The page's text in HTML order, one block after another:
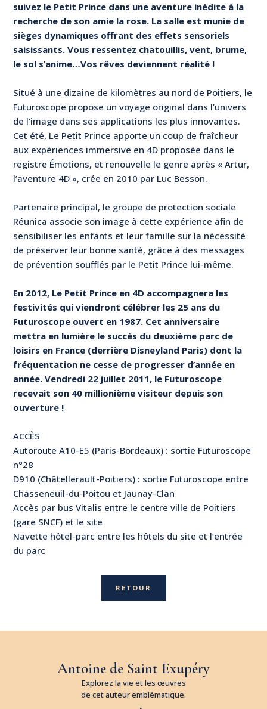
suivez le Petit Prince dans une aventure inédite à la
recherche de son amie la rose. La salle est munie de
sièges dynamiques offrant des effets sensoriels
saisissants. Vous ressentez chatouillis, vent, brume,
le sol s’anime…Vos rêves deviennent réalité !
Situé à une dizaine de kilomètres au nord de Poitiers, le
Futuroscope propose un voyage original dans l’univers
de l’image dans ses applications les plus innovantes.
Cet été, Le Petit Prince apporte un coup de fraîcheur
aux expériences immersive en 4D proposée dans le
registre Émotions, et renouvelle le genre après « Artur,
l’aventure 4D », crée en 2010 par Luc Besson.
Partenaire principal, le groupe de protection sociale
Réunica associe son image à cette expérience afin de
sensibiliser les enfants et leur famille sur la nécessité
de préserver leur bonne santé, grâce à des messages
de prévention soufflés par le Petit Prince lui-même.
En 2012, Le Petit Prince en 4D accompagnera les
festivités qui viendront célébrer les 25 ans du
Futuroscope ouvert en 1987. Cet anniversaire
mettra en lumière le succès du deuxième parc de
loisirs en France (derrière Disneyland Paris) dont la
fréquentation ne cesse de progresser d’année en
année. Vendredi 22 juillet 2011, le Futuroscope
recevait son 40 millionième visiteur depuis son
ouverture !
ACCÈS
Autoroute A10-E5 (Paris-Bordeaux) : sortie Futuroscope
n°28
D910 (Châtellerault-Poitiers) : sortie Futuroscope entre
Chasseneuil-du-Poitou et Jaunay-Clan
Accès par bus Vitalis entre le centre ville de Poitiers
(gare SNCF) et le site
Navette hôtel-parc entre les hôtels du site et l’entrée
du parc
RETOUR
Antoine de Saint Exupéry
Explorez la vie et les œuvres
de cet auteur emblématique.